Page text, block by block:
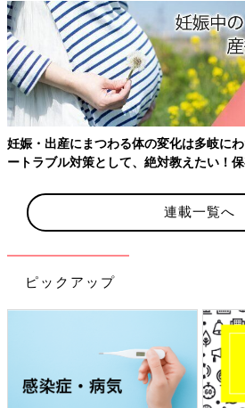
妊娠・出産にまつわる体の変化は多岐に
ートラブル対策として、絶対教えたい！
連載一覧へ
ピックアップ